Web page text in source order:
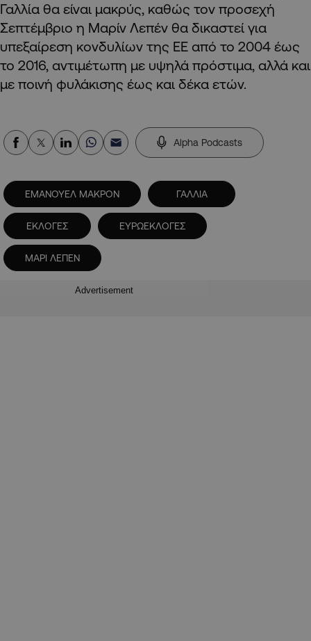
Γαλλία θα είναι μακρύς, καθώς τον προσεχή
Σεπτέμβριο η Μαρίν Λεπέν θα δικαστεί για
υπεξαίρεση κονδυλίων της ΕΕ από το 2004 έως
το 2016, αντιμέτωπη με υψηλά πρόστιμα, αλλά και
με ποινή φυλάκισης έως και δέκα ετών.
Alpha Podcasts
EMANOYEΛ ΜΑΚΡΟΝ ΓΑΛΛΙΑ
ΕΚΛΟΓΕΣ ΕΥΡΩΕΚΛΟΓΕΣ
ΜΑΡΙ ΛΕΠΕΝ
Advertisement